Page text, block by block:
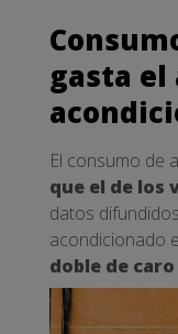
gasta el
El consumo de
que el de los
datos
acondicionado
doble de caro